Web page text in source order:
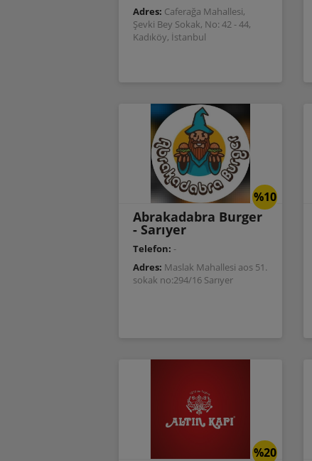
Adres: Caferağa Mahallesi,
Şevki Bey Sokak, No: 42 - 44,
Kadıköy, İstanbul
%10
Abrakadabra Burger
- Sarıyer
Telefon: -
Adres: Maslak Mahallesi aos 51.
sokak no:294/16 Sarıyer
%20